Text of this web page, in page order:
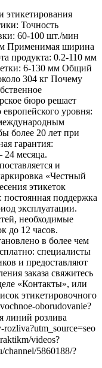
этикетирования
Точность
60-100 шт./мин
Применимая ширина
продукта: 0.2-110 мм
6-130 мм Общий
304 кг Почему
бюро решает
уровня:
более 20 лет при
гарантия:
месяца.
и
«Честный
этикеток
постоянная поддержка
эксплуатации.
необходимые
до 12 часов.
в более чем
специалисты
и предоставляют
заказа свяжитесь
«Контакты», или
этикетировочного
oborudovanie?
линий розлива
videos?
channel/5860188/?